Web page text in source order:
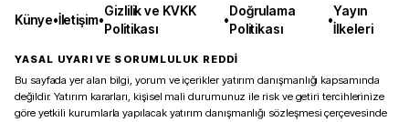
Künye•İletişim•
Gizlilik ve KVKK
Politikası
•
Doğrulama
Politikası
•
Yayın
İlkeleri
YASAL UYARI VE SORUMLULUK REDDİ
Bu sayfada yer alan bilgi, yorum ve içerikler yatırım danışmanlığı kapsamında
değildir. Yatırım kararları, kişisel mali durumunuz ile risk ve getiri tercihlerinize
göre yetkili kurumlarla yapılacak yatırım danışmanlığı sözleşmesi çerçevesinde